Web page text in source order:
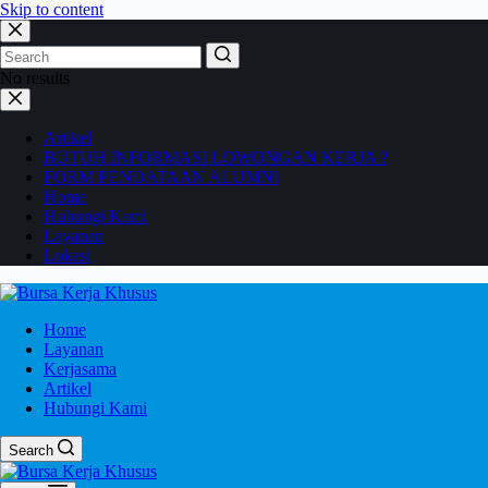
Skip to content
No results
Artikel
BUTUH INFORMASI LOWONGAN KERJA ?
FORM PENDATAAN ALUMNI
Home
Hubungi Kami
Layanan
Lokasi
Home
Layanan
Kerjasama
Artikel
Hubungi Kami
Search